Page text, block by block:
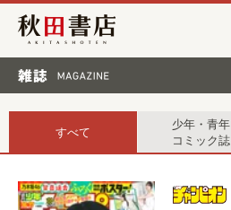
秋田書店
すべて
少年・青年
コミック誌